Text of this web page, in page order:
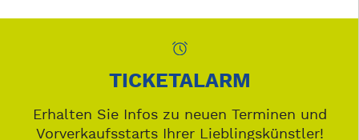
TICKETALARM
Erhalten Sie Infos zu neuen Terminen und
Vorverkaufsstarts Ihrer Lieblingskünstler!